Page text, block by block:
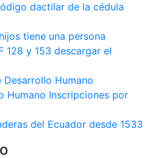
dactilar de la cédula
tiene una persona
128 y 153 descargar el
Humano
Humano Inscripciones por
del Ecuador desde 1533